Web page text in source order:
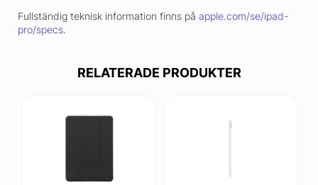
Fullständig teknisk information finns på apple.com/se/ipad-
pro/specs.
RELATERADE PRODUKTER